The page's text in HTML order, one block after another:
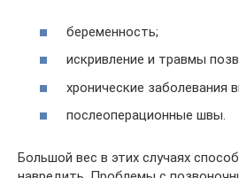
беременность;
искривление и травмы
хронические заболевания
послеоперационные швы.
Большой вес в этих случаях